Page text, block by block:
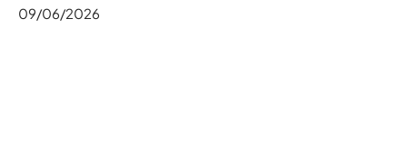
09/06/2026